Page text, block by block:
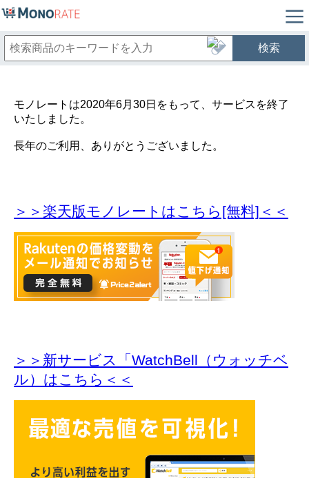
検索
モノレートは2020年6月30日をもって、サービスを終了
いたしました。
長年のご利用、ありがとうございました。
＞＞楽天版モノレートはこちら[無料]＜＜
＞＞新サービス「WatchBell（ウォッチベ
ル）はこちら＜＜